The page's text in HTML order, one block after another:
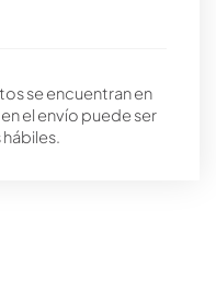
se encuentran en
el envío puede ser
hábiles.